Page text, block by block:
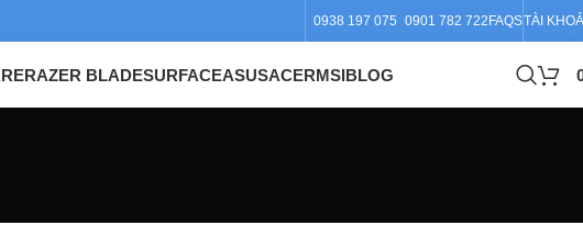
0938 197 075 0901 782 722 FAQSTÀI
RAZER BLADESURFACEASUSACERMSIBLOG